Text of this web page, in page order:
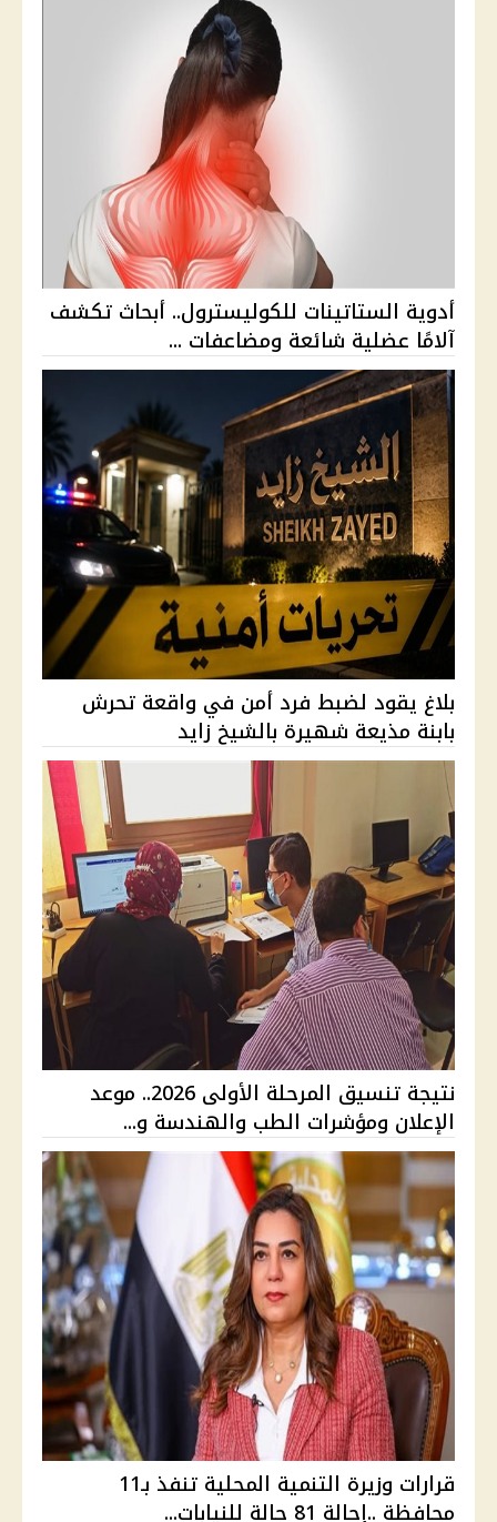
أدوية الستاتينات للكوليسترول.. أبحاث تكشف
آلامًا عضلية شائعة ومضاعفات ...
بلاغ يقود لضبط فرد أمن في واقعة تحرش
بابنة مذيعة شهيرة بالشيخ زايد
نتيجة تنسيق المرحلة الأولى 2026.. موعد
الإعلان ومؤشرات الطب والهندسة و...
قرارات وزيرة التنمية المحلية تنفذ بـ11
محافظة ..إحالة 81 حالة للنيابات...